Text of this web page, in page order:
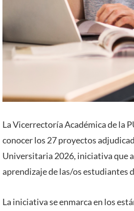
La Vicerrectoría Académica de la
conocer los 27 proyectos
Universitaria 2026, iniciativa que
aprendizaje de las/os estudiantes
La iniciativa se enmarca en los